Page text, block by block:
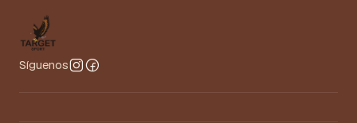
Síguenos